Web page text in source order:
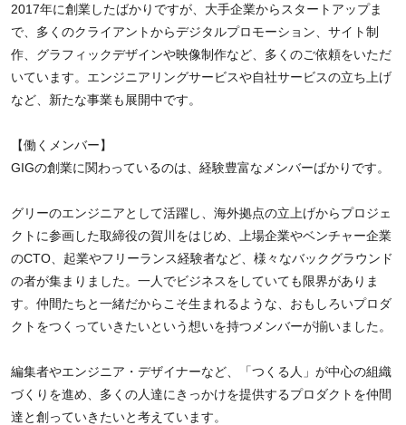
2017年に創業したばかりですが、大手企業からスタートアップま
で、多くのクライアントからデジタルプロモーション、サイト制
作、グラフィックデザインや映像制作など、多くのご依頼をいただ
いています。エンジニアリングサービスや自社サービスの立ち上げ
など、新たな事業も展開中です。
【働くメンバー】
GIGの創業に関わっているのは、経験豊富なメンバーばかりです。
グリーのエンジニアとして活躍し、海外拠点の立上げからプロジェ
クトに参画した取締役の賀川をはじめ、上場企業やベンチャー企業
のCTO、起業やフリーランス経験者など、様々なバックグラウンド
の者が集まりました。一人でビジネスをしていても限界がありま
す。仲間たちと一緒だからこそ生まれるような、おもしろいプロダ
クトをつくっていきたいという想いを持つメンバーが揃いました。
編集者やエンジニア・デザイナーなど、「つくる人」が中心の組織
づくりを進め、多くの人達にきっかけを提供するプロダクトを仲間
達と創っていきたいと考えています。